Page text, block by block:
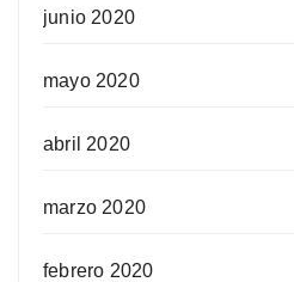
junio 2020
mayo 2020
abril 2020
marzo 2020
febrero 2020